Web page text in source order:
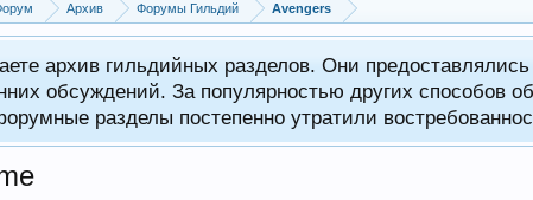
Архив Форумы Гильдий Avengers
архив гильдийных разделов. Они
обсуждений. За популярностью других способов
разделы постепенно утратили